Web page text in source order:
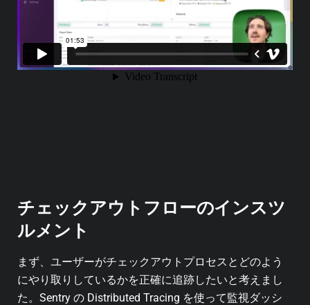
チェックアウトフローのインスツ
ルメント
まず、ユーザーがチェックアウトプロセスとどのよう
にやり取りしているかを正確に追跡したいと考えまし
た。Sentry の Distributed Tracing を使って監視ダッシ